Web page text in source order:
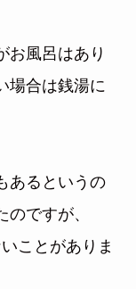
お風呂はあり
場合は銭湯に
あるというの
ですが、
ことがありま